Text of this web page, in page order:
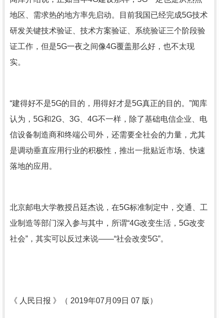
地区、需求热的地方率先启动。目前我国已经完成5G技术
研发关键技术验证、技术方案验证、系统验证三个阶段验
证工作，但是5G一夜之间像4G覆盖那么好，也不太现
实。
“建得好不是5G的目的，用得好才是5G真正的目的。”闻库
认为，5G和2G、3G、4G不一样，除了基础电信企业、电
信设备制造商和终端公司外，还需要全社会的力量，尤其
是调动垂直应用行业的积极性，推出一批贴近市场、快速
落地的应用。
北京邮电大学教授吕廷杰说，在5G标准制定中，交通、工
业制造等部门深入参与其中，所谓“4G改变生活，5G改变
社会”，其实可以反过来说——“社会改变5G”。
《 人民日报 》（ 2019年07月09日 07 版）